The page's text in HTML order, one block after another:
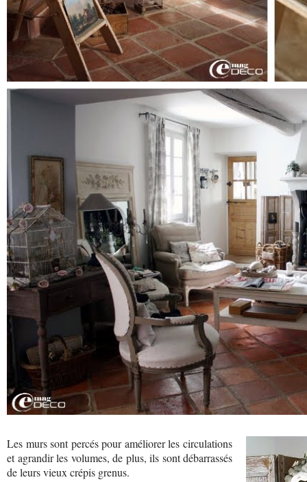
Les murs sont percés pour améliorer les circulations
et agrandir les volumes, de plus, ils sont débarrassés
de leurs vieux crépis grenus.